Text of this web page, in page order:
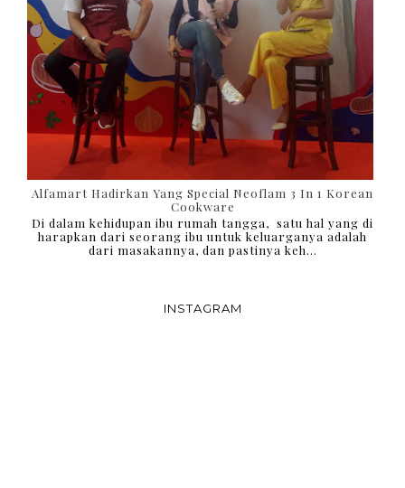
Alfamart Hadirkan Yang Special Neoflam 3 In 1 Korean
Cookware
Di dalam kehidupan ibu rumah tangga, satu hal yang di
harapkan dari seorang ibu untuk keluarganya adalah
dari masakannya, dan pastinya keh...
INSTAGRAM